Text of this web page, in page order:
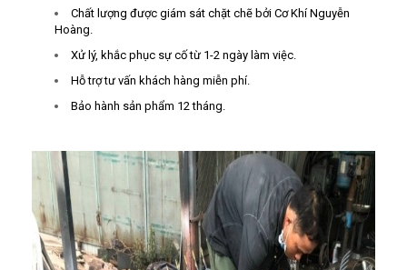
Chất lượng được giám sát chặt chẽ bởi Cơ Khí Nguyễn
Hoàng.
Xử lý, khắc phục sự cố từ 1-2 ngày làm việc.
Hỗ trợ tư vấn khách hàng miễn phí.
Bảo hành sản phẩm 12 tháng.